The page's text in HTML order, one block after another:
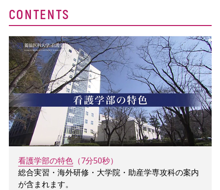
CONTENTS
看護学部の特色 （7分50秒）
総合実習・海外研修・大学院・助産学専攻科の案内
が含まれます。